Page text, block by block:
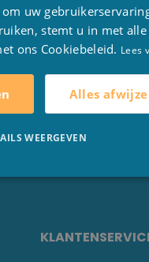
ervaringin de
worden in onze
uw
stemt u in met
ons Cookiebeleid. Lees
Alles
WEERGEVEN